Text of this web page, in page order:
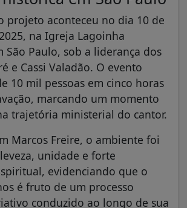
projeto aconteceu no dia 10 de
na Igreja Lagoinha
São Paulo, sob a liderança dos
e Cassi Valadão. O evento
10 mil pessoas em cinco horas
marcando um momento
trajetória ministerial do cantor.
Marcos Freire, o ambiente foi
unidade e forte
evidenciando que o
é fruto de um processo
conduzido ao longo de sua